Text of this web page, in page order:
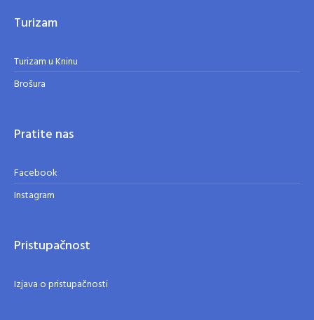
Turizam
Turizam u Kninu
Brošura
Pratite nas
Facebook
Instagram
Pristupačnost
Izjava o pristupačnosti